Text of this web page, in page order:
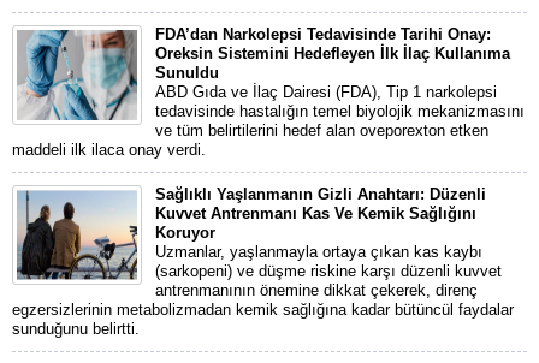
FDA’dan Narkolepsi Tedavisinde Tarihi Onay:
Oreksin Sistemini Hedefleyen İlk İlaç Kullanıma
Sunuldu
ABD Gıda ve İlaç Dairesi (FDA), Tip 1 narkolepsi
tedavisinde hastalığın temel biyolojik mekanizmasını
ve tüm belirtilerini hedef alan oveporexton etken
maddeli ilk ilaca onay verdi.
Sağlıklı Yaşlanmanın Gizli Anahtarı: Düzenli
Kuvvet Antrenmanı Kas Ve Kemik Sağlığını
Koruyor
Uzmanlar, yaşlanmayla ortaya çıkan kas kaybı
(sarkopeni) ve düşme riskine karşı düzenli kuvvet
antrenmanının önemine dikkat çekerek, direnç
egzersizlerinin metabolizmadan kemik sağlığına kadar bütüncül faydalar
sunduğunu belirtti.